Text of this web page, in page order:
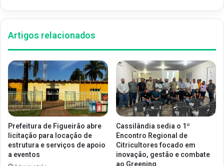
Artigos relacionados
Prefeitura de Figueirão abre
licitação para locação de
estrutura e serviços de apoio
a eventos
Cassilândia sedia o 1º
Encontro Regional de
Citricultores focado em
inovação, gestão e combate
ao Greening